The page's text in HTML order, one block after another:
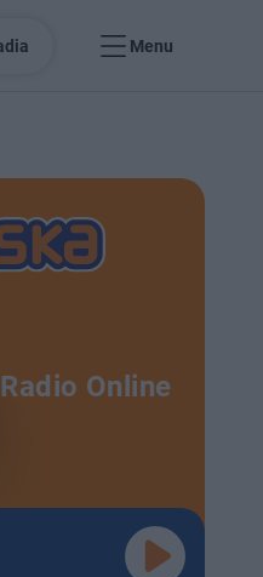
Menu
Radio Online